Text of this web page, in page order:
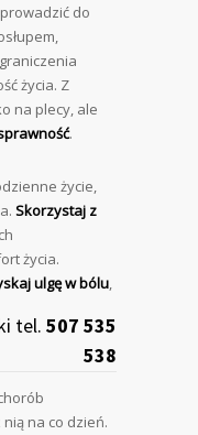
do
życia. Z
na plecy, ale
.
życie,
Skorzystaj z
życia.
ulgę w bólu,
tel. 507 535
538
na co dzień.